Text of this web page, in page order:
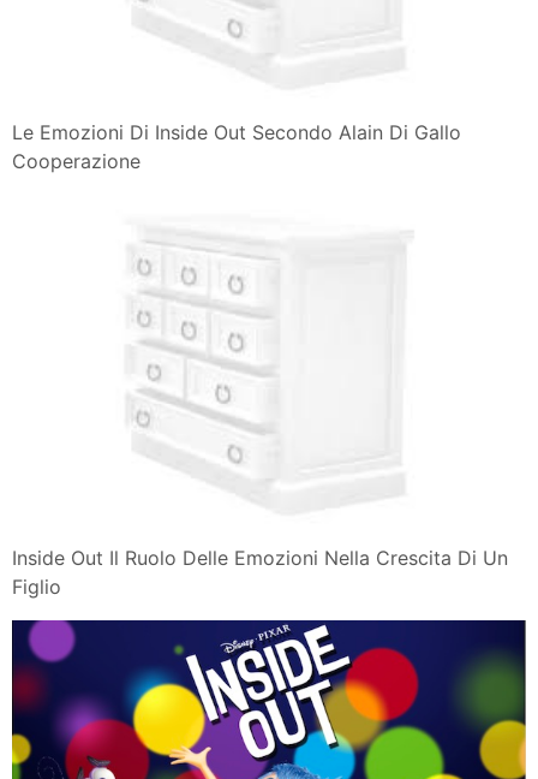
Le Emozioni Di Inside Out Secondo Alain Di Gallo
Cooperazione
Inside Out Il Ruolo Delle Emozioni Nella Crescita Di Un
Figlio